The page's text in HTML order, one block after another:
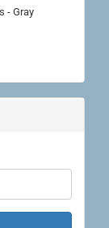
- Gray